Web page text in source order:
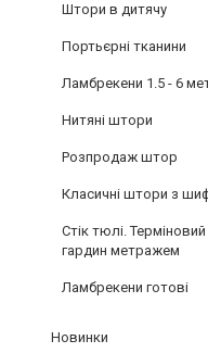
Штори в дитячу
Портьєрні тканини
Ламбрекени 1.5 - 6
Нитяні штори
Розпродаж штор
Класичні штори з
Стік тюлі.
гардин метражем
Ламбрекени готові
Новинки